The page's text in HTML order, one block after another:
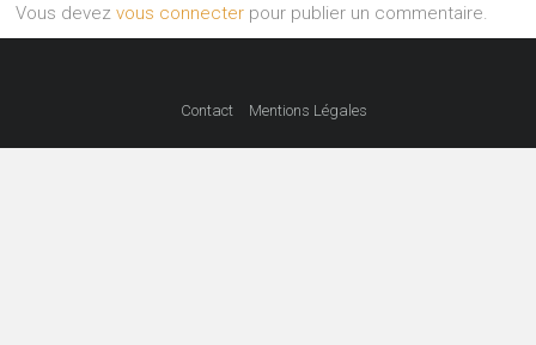
Vous devezvous connecter pour publier un commentaire.
Contact Mentions Légales